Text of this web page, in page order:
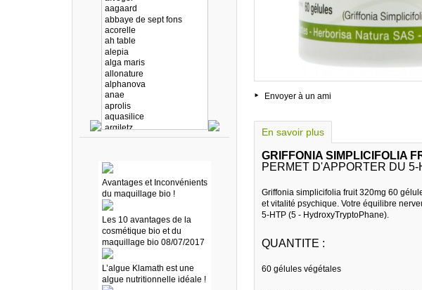
Avantages et Inconvénients
du maquillage bio !
Les 10 avantages de la
cosmétique bio et du
maquillage bio 08/07/2017
L’algue Klamath est une
algue nutritionnelle idéale !
Envoyer à un ami
En savoir plus
GRIFFONIA SIMPLICIFOLIA
PERMET D'APPORTER DU
Griffonia simplicifolia fruit 320mg 60
et vitalité psychique. Votre équilibre
5-HTP (5 - HydroxyTryptoPhane).
QUANTITE :
60 gélules végétales